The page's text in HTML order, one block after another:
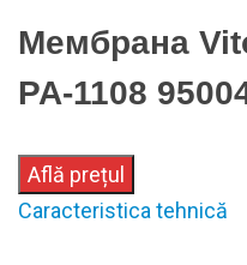
Мембрана
РА-1108
Află prețul
Caracteristica tehnică